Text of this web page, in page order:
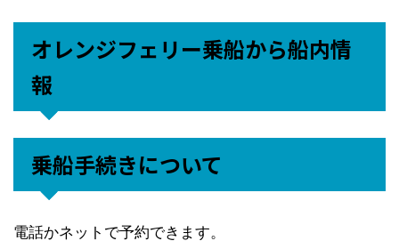
オレンジフェリー乗船から船内情
報
乗船手続きについて
電話かネットで予約できます。